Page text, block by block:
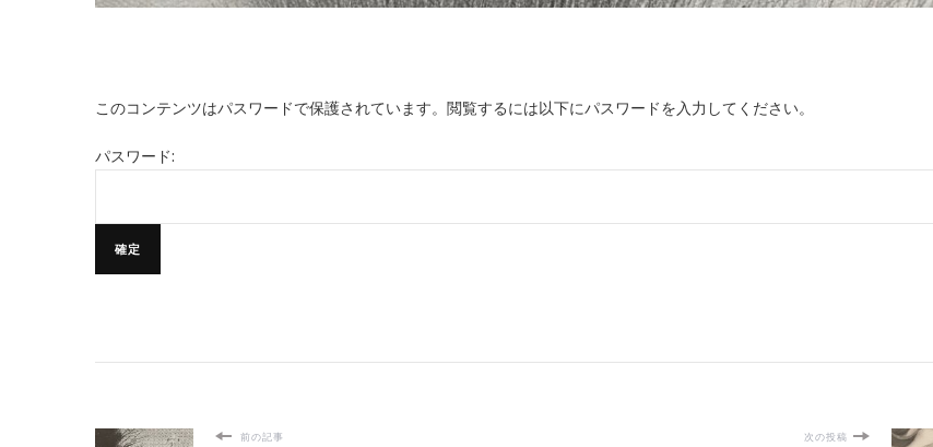
このコンテンツはパスワードで保護されています。閲覧するには以下にパスワードを入力してください。
パスワード:
前の記事 次の投稿